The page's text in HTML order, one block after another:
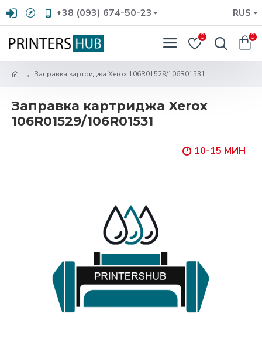
+38 (093) 674-50-23 RUS
0 0
Заправка картриджа Xerox 106R01529/106R01531
Заправка картриджа Xerox
106R01529/106R01531
10-15 МИН